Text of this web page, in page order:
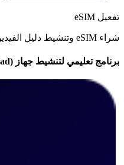
تفعيل eSIM
شراء eSIM وتنشيط دليل الفيديو
برنامج تعليمي لتنشيط جهاز iOS (iPhone / iPad)